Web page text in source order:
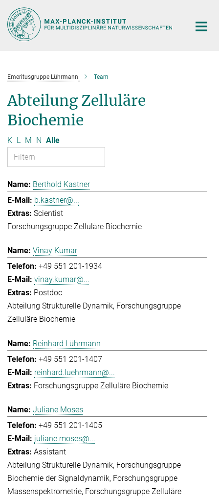
Hauptinhalt
Emeritusgruppe Lührmann Team
Abteilung Zelluläre
Biochemie
K L M N Alle
Berthold Kastner
b.kastner@...
Scientist
Forschungsgruppe Zelluläre Biochemie
Vinay Kumar
+49 551 201-1934
vinay.kumar@...
Postdoc
Abteilung Strukturelle Dynamik Forschungsgruppe
Zelluläre Biochemie
Reinhard Lührmann
+49 551 201-1407
reinhard.luehrmann@...
Forschungsgruppe Zelluläre Biochemie
Juliane Moses
+49 551 201-1405
juliane.moses@...
Assistant
Abteilung Strukturelle Dynamik Forschungsgruppe
Biochemie der Signaldynamik Forschungsgruppe
Massenspektrometrie Forschungsgruppe Zelluläre